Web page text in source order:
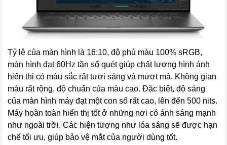
Tỷ lệ của màn hình là 16:10, độ phủ màu 100% sRGB,
màn hình đạt 60Hz tần số quét giúp chất lượng hình ảnh
hiển thị có màu sắc rất tươi sáng và mượt mà. Không gian
màu rất rộng, độ chuẩn của màu cao. Đặc biệt, độ sáng
của màn hình máy đạt một con số rất cao, lên đến 500 nits.
Máy hoàn toàn hiển thị tốt ở những nơi có ánh sáng mạnh
như ngoài trời. Các hiện tượng như lóa sáng sẽ được hạn
chế tối ưu, giúp bảo vệ mắt của người dùng tốt.